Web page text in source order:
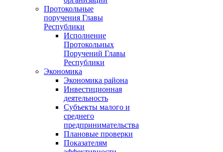
Протокольные
поручения Главы
Республики
Исполнение
Протокольных
Поручений Главы
Республики
Экономика
Экономика района
Инвестиционная
деятельность
Субъекты малого и
среднего
предпринимательства
Плановые проверки
Показателям